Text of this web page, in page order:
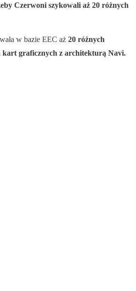
Czerwoni szykowali aż 20 różnych
w bazie EEC aż 20 różnych
kart graficznych z architekturą Navi.